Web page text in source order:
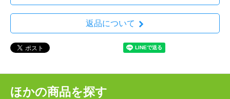
返品について
ほかの商品を探す